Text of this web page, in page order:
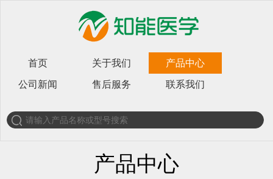
首页 关于我们 产品中心
公司新闻 售后服务 联系我们
产品中心